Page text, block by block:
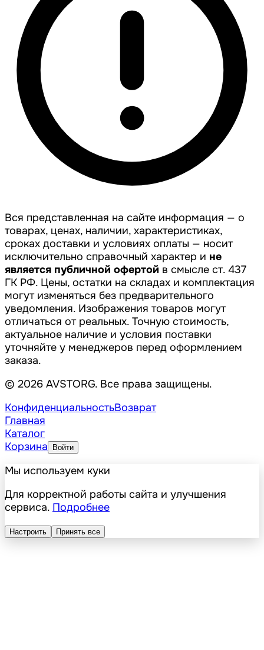
Вся представленная на сайте информация — о
товарах, ценах, наличии, характеристиках,
сроках доставки и условиях оплаты — носит
исключительно справочный характер и не
является публичной офертой в смысле ст. 437
ГК РФ. Цены, остатки на складах и комплектация
могут изменяться без предварительного
уведомления. Изображения товаров могут
отличаться от реальных. Точную стоимость,
актуальное наличие и условия поставки
уточняйте у менеджеров перед оформлением
заказа.
© 2026 AVSTORG. Все права защищены.
КонфиденциальностьВозврат
Главная
Каталог
Корзина
Войти
Мы используем куки
Для корректной работы сайта и улучшения
сервиса. Подробнее
Настроить Принять все